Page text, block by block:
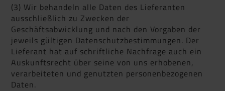
(3) Wir behandeln alle Daten des Lieferanten
ausschließlich zu Zwecken der
Geschäftsabwicklung und nach den Vorgaben der
jeweils gültigen Datenschutzbestimmungen. Der
Lieferant hat auf schriftliche Nachfrage auch ein
Auskunftsrecht über seine von uns erhobenen,
verarbeiteten und genutzten personenbezogenen
Daten.